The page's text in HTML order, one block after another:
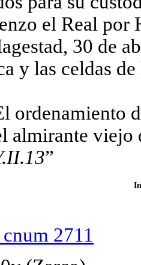
el Real por
30 de
y las celdas
ordenamiento
almirante viejo
”
2711